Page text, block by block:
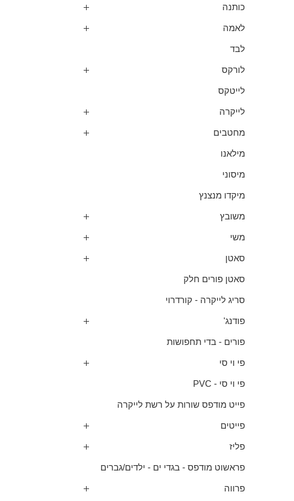
כותנה
לאמה
לבד
לורקס
לייטקס
לייקרה
מחטבים
מילאנו
מיסוני
מיקדו מנצנץ
משובץ
משי
סאטן
סאטן פורים חלק
סריג לייקרה - קורדרוי
פודנג'
פורים - בדי תחפושות
פי וי סי
פי וי סי - PVC
פייט מודפס שורות על רשת לייקרה
פייטים
פליז
פראשוט מודפס - בגדי ים - ילדים/גברים
פרווה